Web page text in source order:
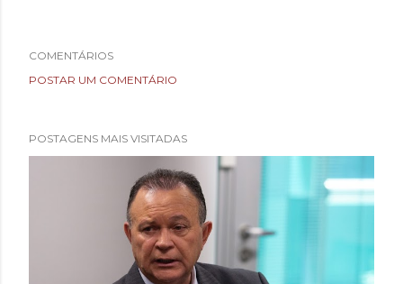
COMENTÁRIOS
POSTAR UM COMENTÁRIO
POSTAGENS MAIS VISITADAS